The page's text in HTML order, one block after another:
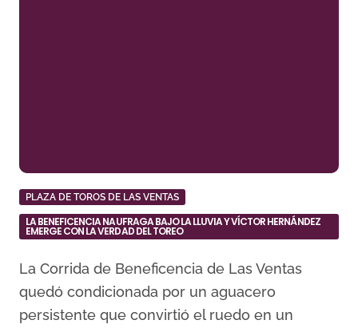
PLAZA DE TOROS DE LAS VENTAS
LA BENEFICENCIA NAUFRAGA BAJO LA LLUVIA Y VÍCTOR HERNÁNDEZ
EMERGE CON LA VERDAD DEL TOREO
La Corrida de Beneficencia de Las Ventas
quedó condicionada por un aguacero
persistente que convirtió el ruedo en un